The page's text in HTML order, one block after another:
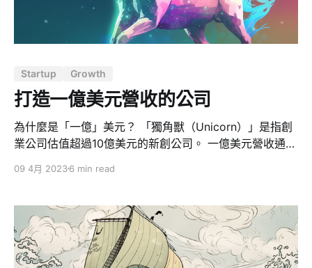
v=_6pl5GG8RQ4&ab_channel=StanfordOnline 創業公
司最常見的錯誤是建造沒有市場需求的產品，而這是
80％的創業公司失敗的原因。在尋找產品市場適配度時，
時間。找到任何一個立足點，就可以進入廣泛的市場，因
為一旦為客戶解決了一個問題，他們會
Startup Growth
打造一億美元營收的公司
為什麼是「一億」美元？ 「獨角獸（Unicorn）」是指創
業公司估值超過10億美元的新創公司。 一億美元營收通常
到了一定的規模和市場地位。 一億美元營收通常被視為一
礎，並且有足夠的收入來支持業務的成長和擴展。此外，
這也意味著該公司已經證明了自己的商業模式的可行性，
因為它已經能夠產生足夠的收入來支持其經營活動。 決定
一億美元營收的兩個變數 決定一億美元營收的組成是一個
09 4月 20236 min read